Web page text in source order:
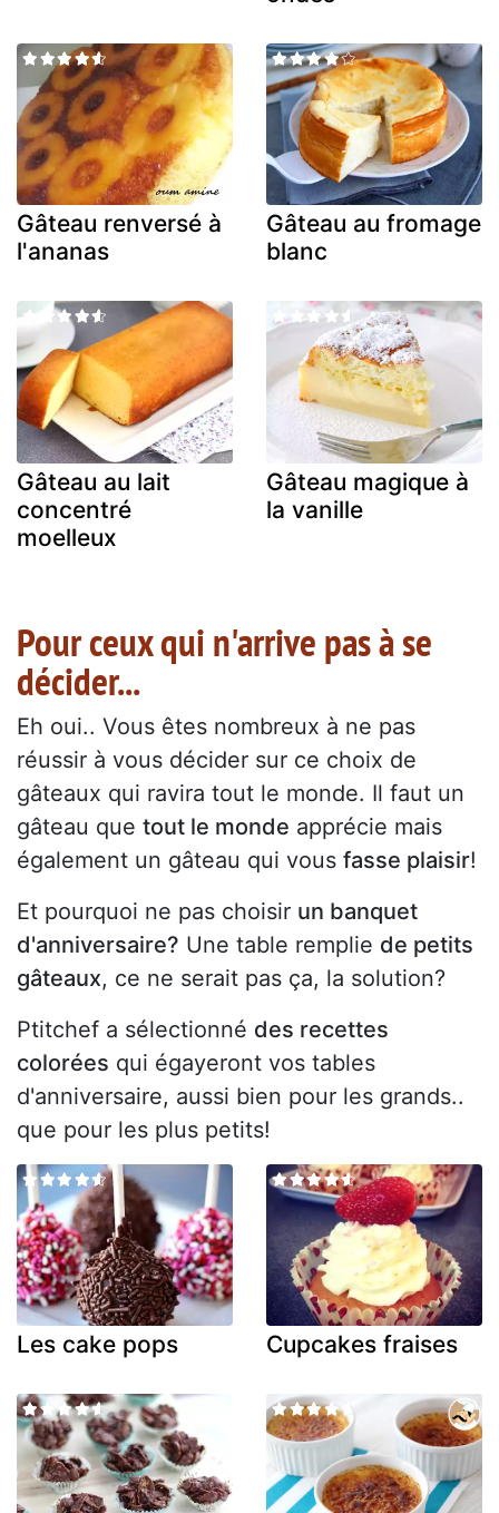
Gâteau renversé à
l'ananas
Gâteau au fromage
blanc
Gâteau au lait
concentré
moelleux
Gâteau magique à
la vanille
Pour ceux qui n'arrive pas à se
décider...
Eh oui.. Vous êtes nombreux à ne pas
réussir à vous décider sur ce choix de
gâteaux qui ravira tout le monde. Il faut un
gâteau que tout le monde apprécie mais
également un gâteau qui vous fasse plaisir!
Et pourquoi ne pas choisir un banquet
d'anniversaire? Une table remplie de petits
gâteaux, ce ne serait pas ça, la solution?
Ptitchef a sélectionné des recettes
colorées qui égayeront vos tables
d'anniversaire, aussi bien pour les grands..
que pour les plus petits!
Les cake pops Cupcakes fraises